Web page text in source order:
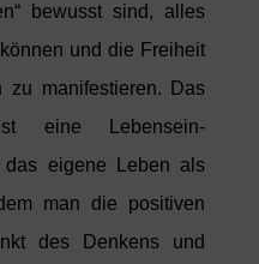
bewusst sind, alles
und die Freiheit
zu manifestieren. Das
ist eine Lebensein-
eigene Leben als
man die positiven
des Denkens und